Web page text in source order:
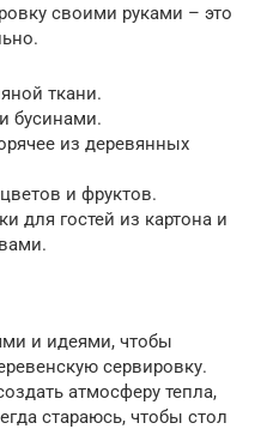
своими руками – это
ткани.
бусинами.
из деревянных
и фруктов.
для гостей из картона и
и идеями, чтобы
сервировку.
атмосферу тепла,
стараюсь, чтобы стол